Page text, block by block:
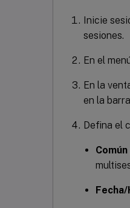
Inicie
sesiones.
En el
En la
en la
Defina el
Común